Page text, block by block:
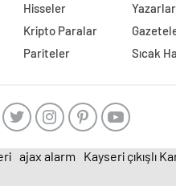
Hisseler
Kripto Paralar
Pariteler
Yazarlar
Sıcak
ajax alarm Kayseri çıkışlı